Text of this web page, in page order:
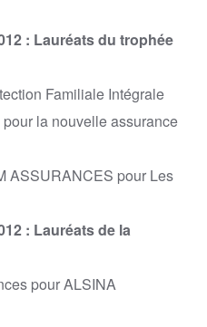
: Lauréats du trophée
Familiale Intégrale
pour la nouvelle assurance
ASSURANCES pour Les
: Lauréats de la
pour ALSINA